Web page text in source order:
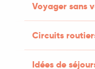
Voyager sans
Circuits
Idées de